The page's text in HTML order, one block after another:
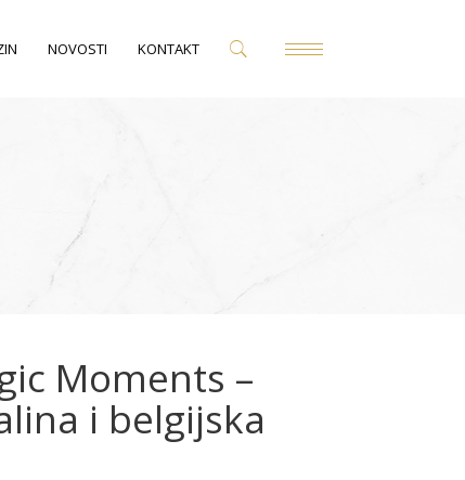
NOVOSTI KONTAKT
Moments –
i belgijska